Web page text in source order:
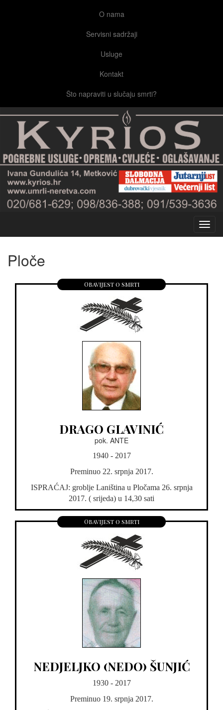
O nama
Servisni sadržaji
Usluge
Kontakt
Što napraviti u slučaju smrti?
Ploče
Obavijest o smrti
DRAGO GLAVINIĆ
pok. ANTE
1940 - 2017
Preminuo 22. srpnja 2017.
ISPRAĆAJ: groblje Laniština u Pločama 26. srpnja
2017. ( srijeda) u 14,30 sati
Obavijest o smrti
NEDJELJKO (NEDO) ŠUNJIĆ
1930 - 2017
Preminuo 19. srpnja 2017.